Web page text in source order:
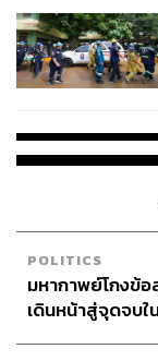
POLITICS
มหากาพย์โกงข้
เดินหน้าสู่จุดจบ